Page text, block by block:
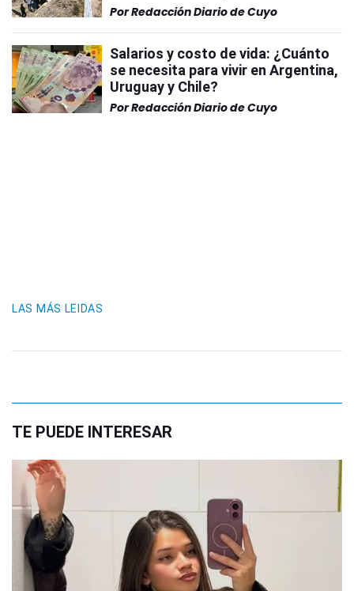
PorRedacción Diario de Cuyo
Salarios y costo de vida: ¿Cuánto
se necesita para vivir en Argentina,
Uruguay y Chile?
PorRedacción Diario de Cuyo
LAS MÁS LEIDAS
TE PUEDE INTERESAR